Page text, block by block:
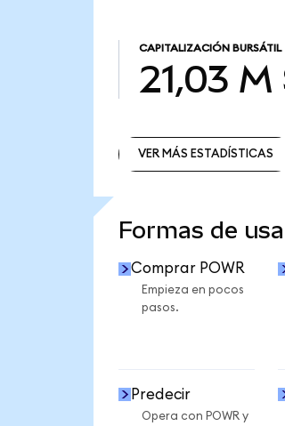
CAPITALIZACIÓN BURSÁTIL
21,03 M
VER MÁS ESTADÍSTICAS
Formas de
Comprar POWR
Empieza en pocos
pasos.
Predecir
Opera con POWR y